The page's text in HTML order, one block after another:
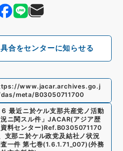
合をセンターに知らせる
www.jacar.archives.go.j
meta/B03050711700
６ 最近ニ於ケル支那共産党ノ活動
ニ関スル件 」JACAR(アジア歴
料センター)Ref. B0305071170
支那ニ於ケル政党及結社ノ状況
一件 第七巻(1.6.1.71_007) (外務